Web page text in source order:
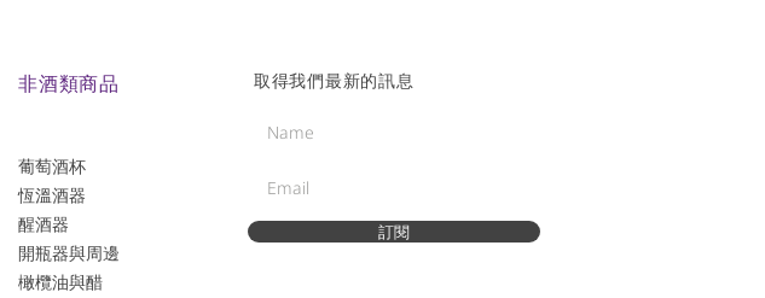
非酒類商品
葡萄酒杯
恆溫酒器
醒酒器
開瓶器與周邊
橄欖油與醋
取得我們最新的訊息
訂閱